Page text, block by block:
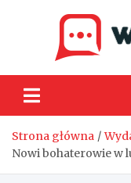
Strona główna
Nowi bohaterowie w